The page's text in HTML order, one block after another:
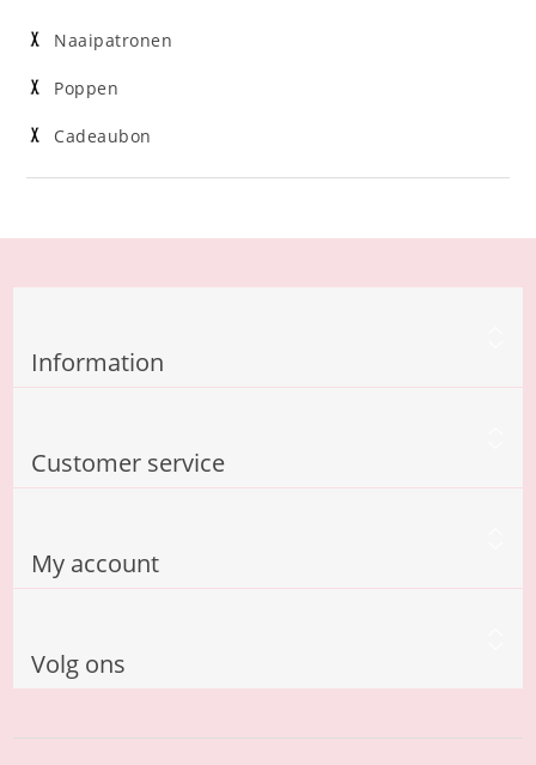
Naaipatronen
Poppen
Cadeaubon
Information
Customer service
My account
Volg ons